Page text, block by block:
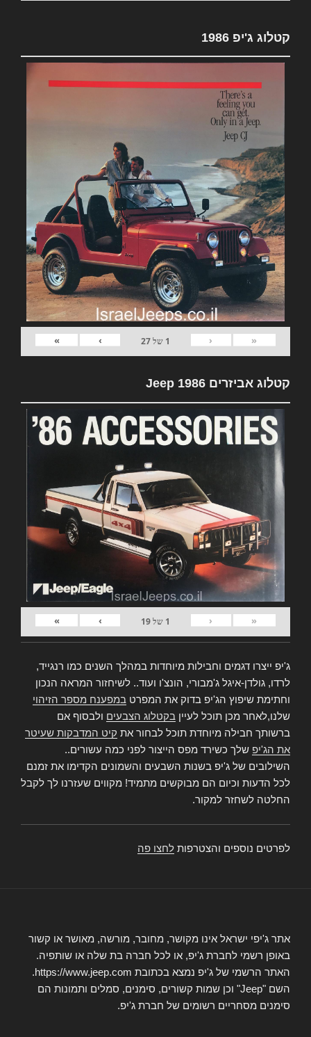
קטלוג ג'יפ 1986
«
‹
1 של27
›
»
קטלוג אביזרים Jeep 1986
«
‹
1 של19
›
»
ג'יפ ייצרו דגמים וחבילות מיוחדות במהלך השנים כמו רנגייד,
לרדו, גולדן-איגל ג'מבורי, הונצ'ו ועוד.. לשיחזור המראה הנכון
וחתימת שיפוץ הג'יפ בדוק את המפרט במפענח מספר הזיהוי
שלנו,לאחר מכן תוכל לעיין בקטלוג הצבעים ולבסוף אם
ברשותך חבילה מיוחדת תוכל לבחור את קיט המדבקות שעיטר
את הג'יפ שלך כשירד מפס הייצור לפני כמה עשורים..
השילובים של ג'יפ בשנות השבעים והשמונים הקדימו את זמנם
לכל הדעות וכיום הם מבוקשים מתמיד! מקווים שעזרנו לך לקבל
החלטה לשחזר למקור.
לפרטים נוספים והצטרפות לחצו פה
אתר ג'יפי ישראל אינו מקושר, מחובר, מורשה, מאושר או קשור
באופן רשמי לחברת ג'יפ, או לכל חברה בת שלה או שותפיה.
האתר הרשמי של ג'יפ נמצא בכתובת https://www.jeep.com.
השם "Jeep" וכן שמות קשורים, סימנים, סמלים ותמונות הם
סימנים מסחריים רשומים של חברת ג'יפ.